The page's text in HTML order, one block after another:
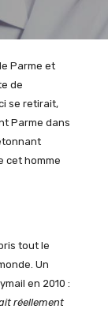
Parme et
de
se retirait,
Parme dans
cet homme
tout le
Un
en 2010 :
réellement